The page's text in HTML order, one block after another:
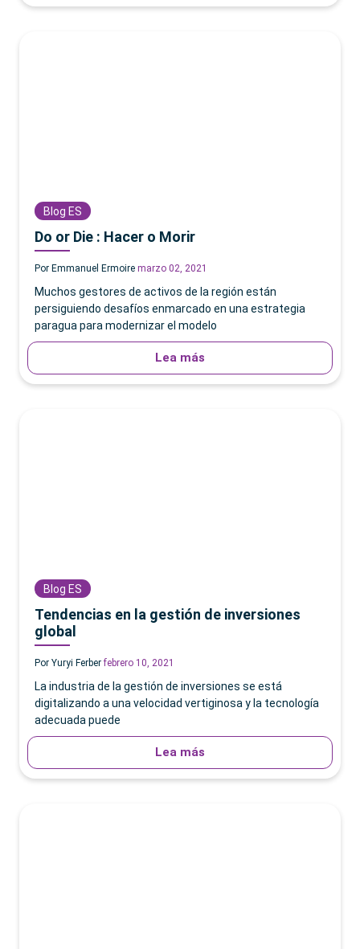
Blog ES
Do or Die : Hacer o Morir
Por Emmanuel Ermoire marzo 02, 2021
Muchos gestores de activos de la región están
persiguiendo desafíos enmarcado en una estrategia
paragua para modernizar el modelo
Lea más
Blog ES
Tendencias en la gestión de inversiones
global
Por Yuryi Ferberfebrero 10, 2021
La industria de la gestión de inversiones se está
digitalizando a una velocidad vertiginosa y la tecnología
adecuada puede
Lea más